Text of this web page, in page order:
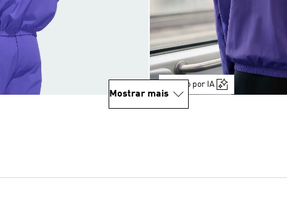
Gerado por IA
Mostrar mais